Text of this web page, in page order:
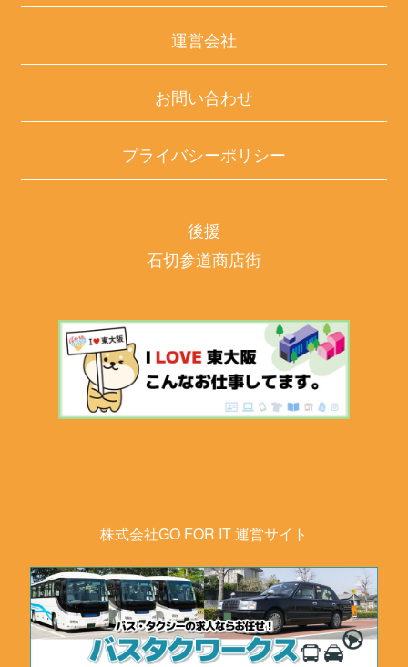
運営会社
お問い合わせ
プライバシーポリシー
後援
石切参道商店街
株式会社GO FOR IT 運営サイト